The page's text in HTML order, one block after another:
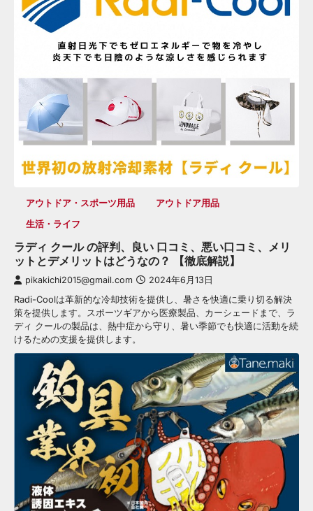
アウトドア・スポーツ用品
アウトドア用品
生活・ライフ
ラディ クール の評判、良い 口コミ、悪い口コミ、メリ
ットとデメリットはどうなの？ 【徹底解説】
pikakichi2015@gmail.com 2024年6月13日
Radi-Coolは革新的な冷却技術を提供し、暑さを快適に乗り切る解決
策を提供します。スポーツギアから医療製品、カーシェードまで、ラ
ディ クールの製品は、熱中症から守り、暑い季節でも快適に活動を続
けるための支援を提供します。